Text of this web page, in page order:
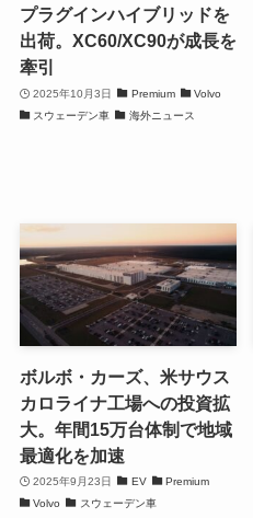
プラグインハイブリッドを
出荷。XC60/XC90が成長を
牽引
2025年10月3日 Premium
Volvo
スウェーデン車
海外ニュース
ボルボ・カーズ、米サウス
カロライナ工場への投資拡
大。年間15万台体制で地域
最適化を加速
2025年9月23日 EV
Premium
Volvo
スウェーデン車